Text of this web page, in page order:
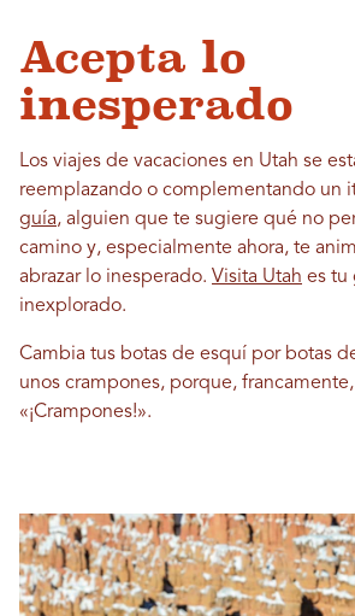
Acepta lo
inesperado
Los viajes de vacaciones en Utah se
reemplazando o complementando un
guía, alguien que te sugiere qué no
camino y, especialmente ahora, te
abrazar lo inesperado. Visita Utah es tu
inexplorado.
Cambia tus botas de esquí por botas
unos crampones, porque,
«¡Crampones!».